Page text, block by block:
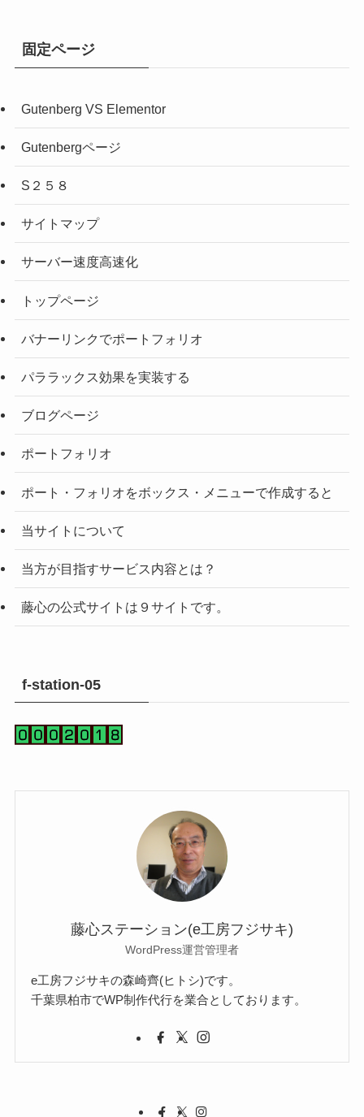
固定ページ
Gutenberg VS Elementor
Gutenbergページ
S２５８
サイトマップ
サーバー速度高速化
トップページ
バナーリンクでポートフォリオ
パララックス効果を実装する
ブログページ
ポートフォリオ
ポート・フォリオをボックス・メニューで作成すると
当サイトについて
当方が目指すサービス内容とは？
藤心の公式サイトは９サイトです。
f-station-05
藤心ステーション(e工房フジサキ)
WordPress運営管理者
e工房フジサキの森崎齊(ヒトシ)です。
千葉県柏市でWP制作代行を業合としております。